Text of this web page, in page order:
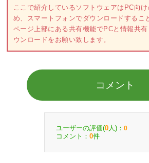
ここで紹介しているソフトウェアはPC向
め、スマートフォンでダウンロードするこ
ページ上部にある共有機能でPCと情報共
ウンロードをお願い致します。
コメント
ユーザーの評価(0 人)： 0
コメント： 0件